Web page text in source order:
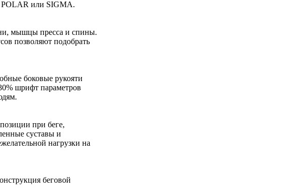
POLAR или SIGMA.
мышцы пресса и спины.
позволяют подобрать
боковые рукояти
шрифт параметров
при беге,
суставы и
нагрузки на
беговой